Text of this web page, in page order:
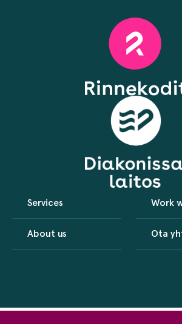
Services Work
About us Ota